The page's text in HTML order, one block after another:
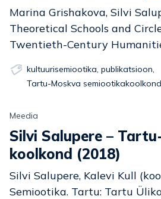
Marina Grishakova, Silvi
Theoretical Schools and
Twentieth-Century
kultuurisemiootika, publikatsioon,
Tartu-Moskva semiootikakoolkond
Meedia
Silvi Salupere – Tartu-Moskva
koolkond (2018)
Silvi Salupere, Kalevi Kull
Semiootika. Tartu: Tartu